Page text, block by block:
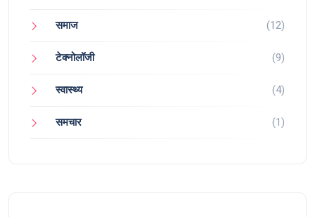
समाज (12)
टेक्नोलॉजी (9)
स्वास्थ्य (4)
समचार (1)